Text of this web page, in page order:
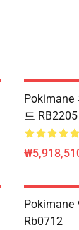
Pokimane
드 RB2205
Pokimane
Rb0712